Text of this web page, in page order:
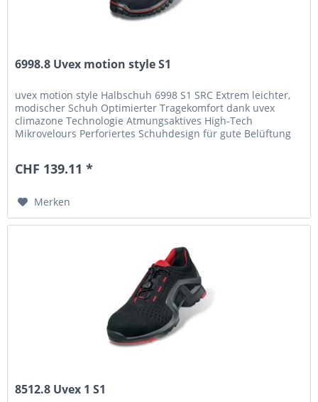
6998.8 Uvex motion style S1
uvex motion style Halbschuh 6998 S1 SRC Extrem leichter,
modischer Schuh Optimierter Tragekomfort dank uvex
climazone Technologie Atmungsaktives High-Tech
Mikrovelours Perforiertes Schuhdesign für gute Belüftung
CHF 139.11 *
Merken
8512.8 Uvex 1 S1